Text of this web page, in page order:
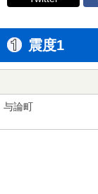
震度1
与論町